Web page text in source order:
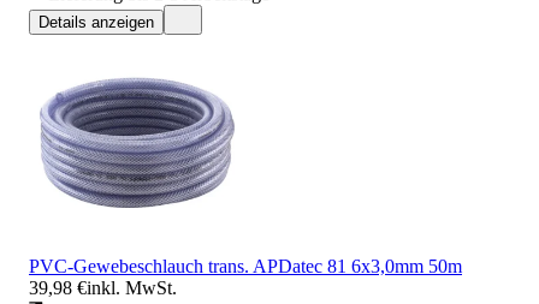
Details anzeigen
PVC-Gewebeschlauch trans. APDatec 81 6x3,0mm 50m
39,98 €inkl. MwSt.